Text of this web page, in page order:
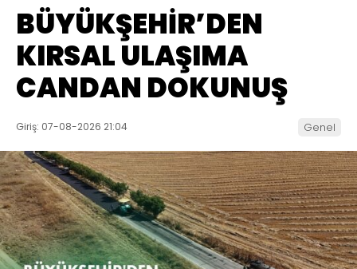
BÜYÜKŞEHİR’DEN
KIRSAL ULAŞIMA
CANDAN DOKUNUŞ
Giriş: 07-08-2026 21:04 Genel